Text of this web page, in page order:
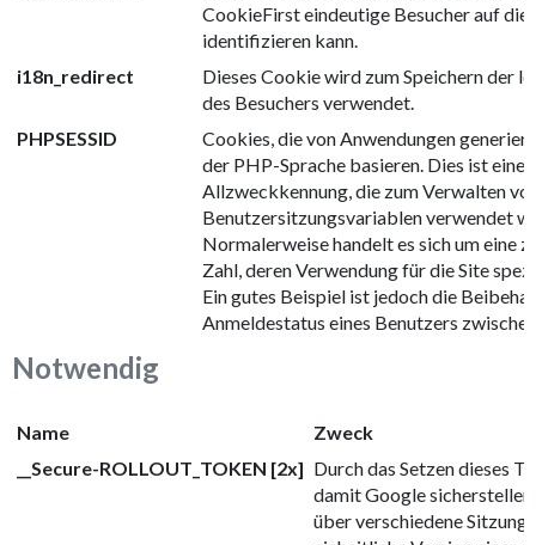
Notwendig
CookieFirst eindeutige Besucher auf
identifizieren kann.
i18n_redirect
Dieses Cookie wird zum Speichern der
des Besuchers verwendet.
PHPSESSID
Cookies, die von Anwendungen
der PHP-Sprache basieren. Dies ist eine
Allzweckkennung, die zum Verwalten
Benutzersitzungsvariablen verwendet
Normalerweise handelt es sich um eine
Zahl, deren Verwendung für die Site
Ein gutes Beispiel ist jedoch die
Anmeldestatus eines Benutzers
Name
Zweck
__Secure-ROLLOUT_TOKEN [2x] Durch das Setzen dieses
damit Google
über verschiedene